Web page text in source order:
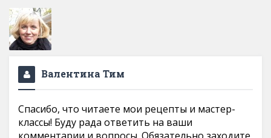
Валентина Тим
Спасибо, что читаете мои рецепты и мастер-
классы! Буду рада ответить на ваши